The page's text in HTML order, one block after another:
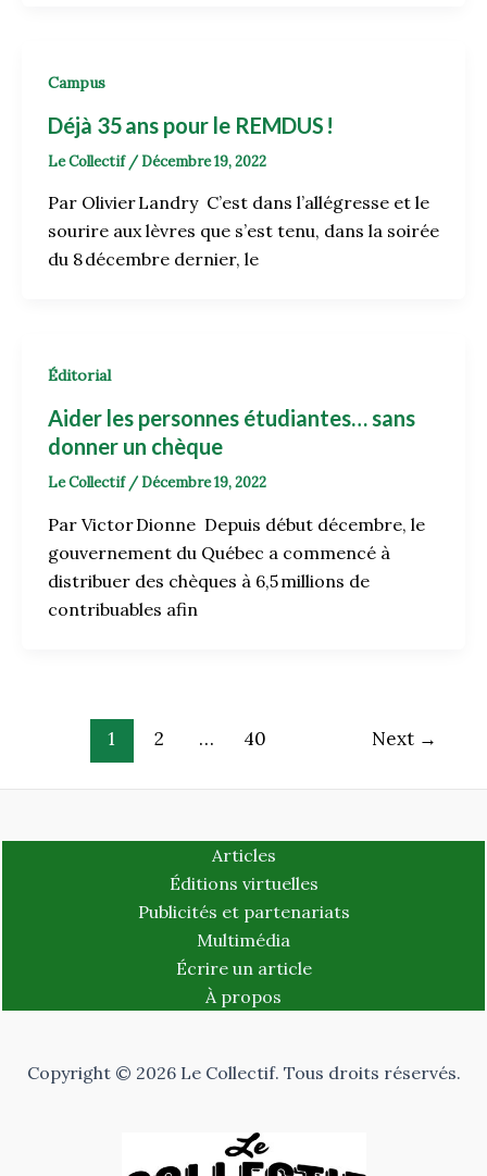
Campus
Déjà 35 ans pour le REMDUS !
Le Collectif /Décembre 19, 2022
Par Olivier Landry C’est dans l’allégresse et le
sourire aux lèvres que s’est tenu, dans la soirée
du 8 décembre dernier, le
Éditorial
Aider les personnes étudiantes… sans
donner un chèque
Le Collectif /Décembre 19, 2022
Par Victor Dionne Depuis début décembre, le
gouvernement du Québec a commencé à
distribuer des chèques à 6,5 millions de
contribuables afin
1 2 … 40 Next →
Articles
Éditions virtuelles
Publicités et partenariats
Multimédia
Écrire un article
À propos
Copyright © 2026 Le Collectif. Tous droits réservés.